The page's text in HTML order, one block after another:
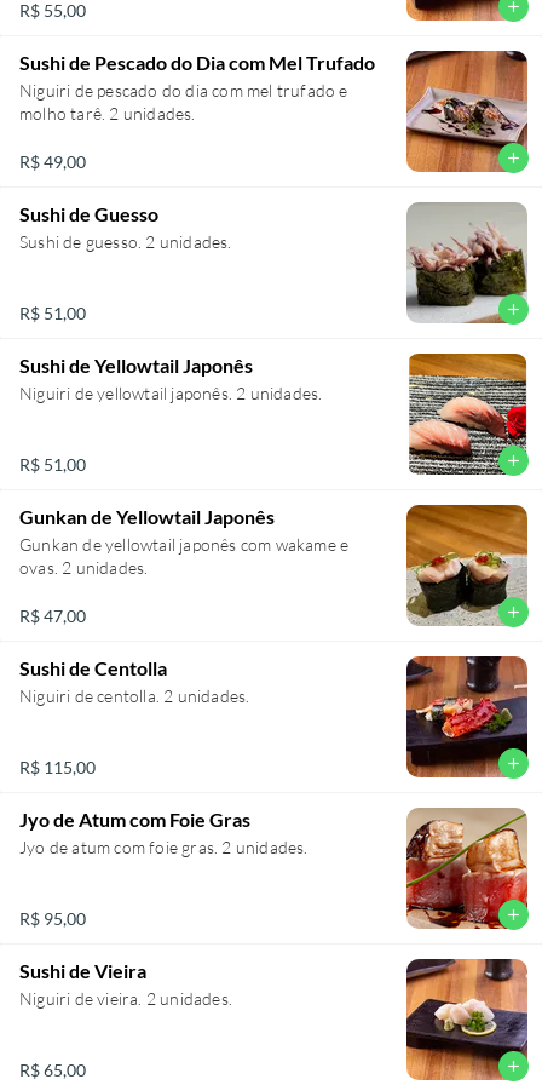
R$ 55,00 add
Sushi de Pescado do Dia com Mel Trufado
Niguiri de pescado do dia com mel trufado e
molho tarê. 2 unidades.
R$ 49,00 add
Sushi de Guesso
Sushi de guesso. 2 unidades.
R$ 51,00 add
Sushi de Yellowtail Japonês
Niguiri de yellowtail japonês. 2 unidades.
R$ 51,00 add
Gunkan de Yellowtail Japonês
Gunkan de yellowtail japonês com wakame e
ovas. 2 unidades.
R$ 47,00 add
Sushi de Centolla
Niguiri de centolla. 2 unidades.
R$ 115,00 add
Jyo de Atum com Foie Gras
Jyo de atum com foie gras. 2 unidades.
R$ 95,00 add
Sushi de Vieira
Niguiri de vieira. 2 unidades.
R$ 65,00 add